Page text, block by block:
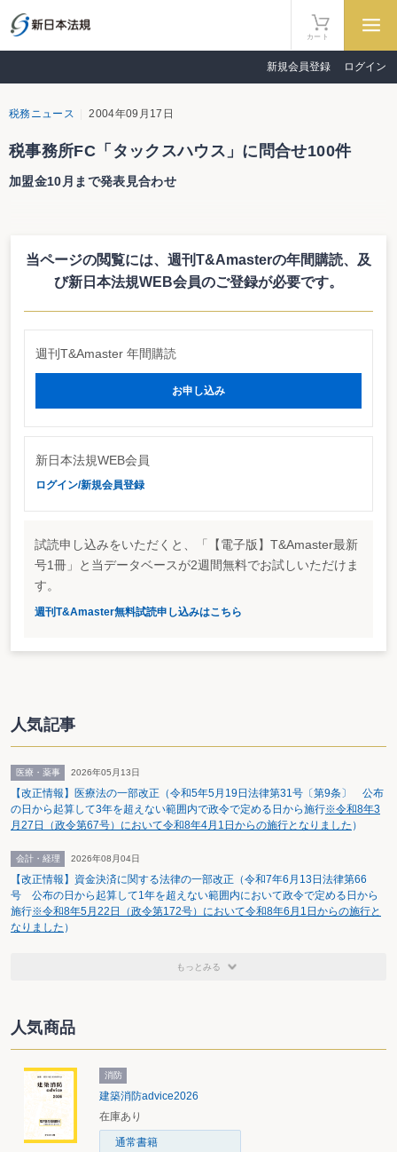
カート
新規会員登録 ログイン
税務ニュース 2004年09月17日
税事務所FC「タックスハウス」に問合せ100件
加盟金10月まで発表見合わせ
のは既報のとおり。第１号店のオープンに伴うプレスリリース（7月21日）以
後、F&Mには、「タックスハウスへの加盟金はいくら？」などの問い合わせが
100件を超える勢いで寄せられていることが本誌の取材により明らかになっ
どについて説明して回ったという。なお、加盟金などの詳細については「ほぼ
当ページの閲覧には、週刊T&Amasterの年間購読、 及
び新日本法規WEB会員のご登録が必要です。
週刊T&Amaster 年間購読
お申し込み
新日本法規WEB会員
ログイン/新規会員登録
試読申し込みをいただくと、「【電子版】T&Amaster最新
号1冊」と当データベースが2週間無料でお試しいただけま
す。
週刊T&Amaster無料試読申し込みはこちら
人気記事
医療・薬事 2026年05月13日
【改正情報】医療法の一部改正（令和5年5月19日法律第31号〔第9条〕 公布
の日から起算して3年を超えない範囲内で政令で定める日から施行※令和8年3
月27日（政令第67号）において令和8年4月1日からの施行となりました ）
会計・経理 2026年08月04日
【改正情報】資金決済に関する法律の一部改正（令和7年6月13日法律第66
号 公布の日から起算して1年を超えない範囲内において政令で定める日から
施行※令和8年5月22日（政令第172号）において令和8年6月1日からの施行と
なりました ）
もっとみる
人気商品
消防
建築消防advice2026
在庫あり
通常書籍